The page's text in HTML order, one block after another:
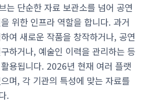
는 단순한 자료 보관소를 넘어 공연
위한 인프라 역할을 합니다. 과거
여 새로운 작품을 창작하거나, 공연
하거나, 예술인 이력을 관리하는 등
용됩니다. 2026년 현재 여러 플랫
며, 각 기관의 특성에 맞는 자료를
.